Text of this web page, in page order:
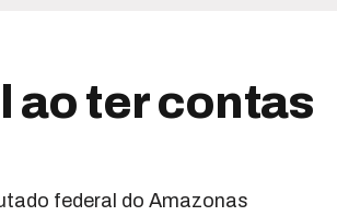
ao ter contas
federal do Amazonas